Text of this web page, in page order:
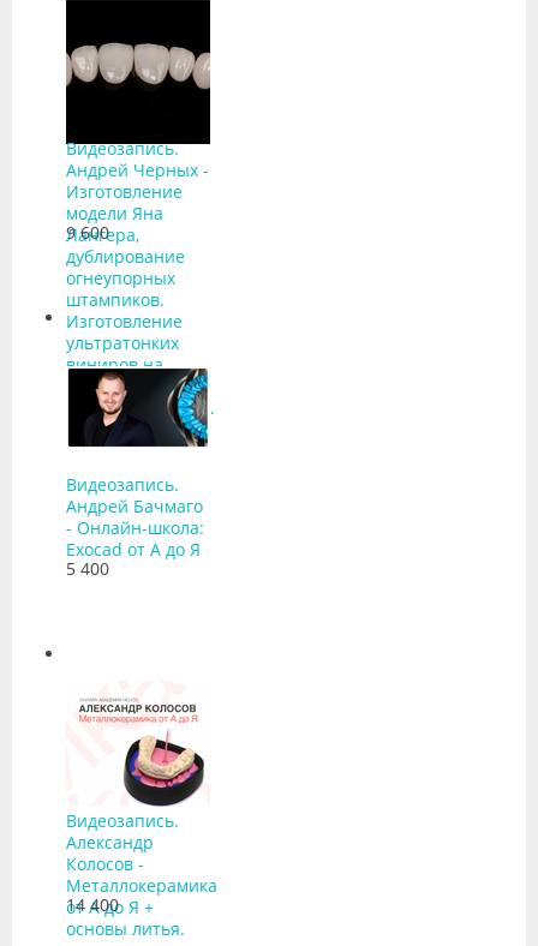
Видеозапись.
Андрей Черных -
Изготовление
модели Яна
Лангера,
дублирование
огнеупорных
штампиков.
Изготовление
ультратонких
виниров на
рефракторе без
препарирования.
9 600
Видеозапись.
Андрей Бачмаго
- Онлайн-школа:
Exocad от А до Я
5 400
Видеозапись.
Александр
Колосов -
Металлокерамика
от А до Я +
основы литья.
14 400